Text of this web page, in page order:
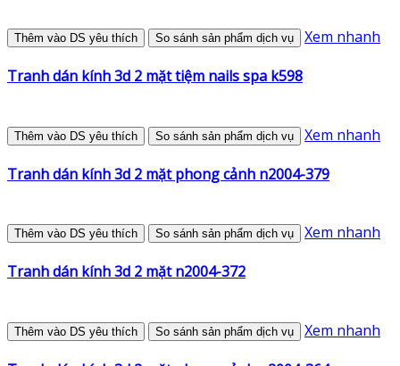
Thêm vào DS yêu thích So sánh sản phẩm dịch vụ Xem nhanh
Tranh dán kính 3d 2 mặt tiệm nails spa k598
Thêm vào DS yêu thích So sánh sản phẩm dịch vụ Xem nhanh
Tranh dán kính 3d 2 mặt phong cảnh n2004-379
Thêm vào DS yêu thích So sánh sản phẩm dịch vụ Xem nhanh
Tranh dán kính 3d 2 mặt n2004-372
Thêm vào DS yêu thích So sánh sản phẩm dịch vụ Xem nhanh